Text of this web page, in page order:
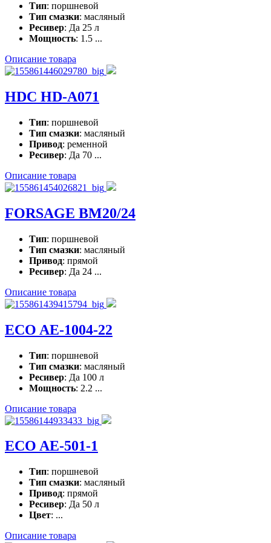
Тип: поршневой
Тип смазки: масляный
Ресивер: Да 25 л
Мощность: 1.5 ...
Описание товара
HDC HD-A071
Тип: поршневой
Тип смазки: масляный
Привод: ременной
Ресивер: Да 70 ...
Описание товара
FORSAGE BM20/24
Тип: поршневой
Тип смазки: масляный
Привод: прямой
Ресивер: Да 24 ...
Описание товара
ECO AE-1004-22
Тип: поршневой
Тип смазки: масляный
Ресивер: Да 100 л
Мощность: 2.2 ...
Описание товара
ECO AE-501-1
Тип: поршневой
Тип смазки: масляный
Привод: прямой
Ресивер: Да 50 л
Цвет: ...
Описание товара